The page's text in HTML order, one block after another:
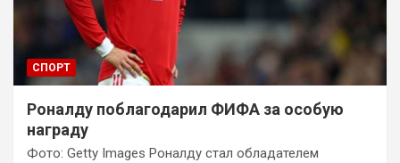
СПОРТ
Роналду поблагодарил ФИФА за особую
награду
Фото: Getty Images Роналду стал обладателем